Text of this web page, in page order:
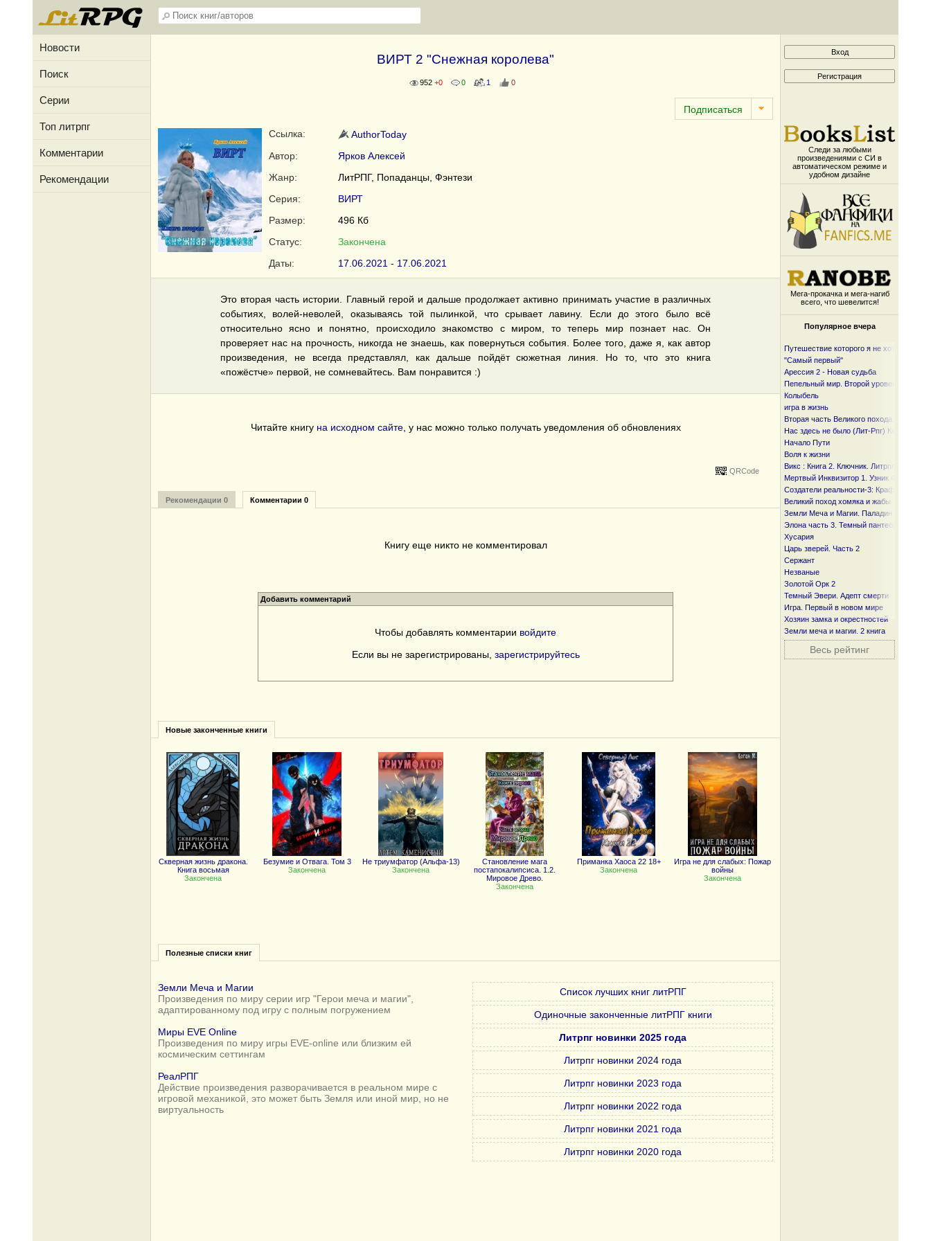
Новости
Поиск
Серии
Топ литрпг
Комментарии
Рекомендации
ВИРТ 2 "Снежная королева"
952 +0 0 1 0
Ссылка:
AuthorToday
Автор:
Ярков Алексей
Жанр:
ЛитРПГ, Попаданцы, Фэнтези
Серия:
ВИРТ
Размер:
496 Кб
Статус:
Закончена
Даты:
17.06.2021 - 17.06.2021
Это вторая часть истории. Главный герой и дальше продолжает активно принимать участие в различных
событиях, волей-неволей, оказываясь той пылинкой, что срывает лавину. Если до этого было всё
относительно ясно и понятно, происходило знакомство с миром, то теперь мир познает нас. Он
проверяет нас на прочность, никогда не знаешь, как повернуться события. Более того, даже я, как автор
произведения, не всегда представлял, как дальше пойдёт сюжетная линия. Но то, что это книга
«пожёстче» первой, не сомневайтесь. Вам понравится :)
Читайте книгу на исходном сайте, у нас можно только получать уведомления об обновлениях
QRCode
Рекомендации 0 Комментарии 0
Книгу еще никто не комментировал
Добавить комментарий
Чтобы добавлять комментарии войдите
Если вы не зарегистрированы, зарегистрируйтесь
Новые законченные книги
Скверная жизнь дракона.
Книга восьмая
Закончена
Безумие и Отвага. Том 3
Закончена
Не триумфатор (Альфа-13)
Закончена
Становление мага
постапокалипсиса. 1.2.
Мировое Древо.
Закончена
Приманка Хаоса 22 18+
Закончена
Игра не для слабых: Пожар
войны
Закончена
Полезные списки книг
Земли Меча и Магии
Произведения по миру серии игр "Герои меча и магии",
адаптированному под игру с полным погружением
Миры EVE Online
Произведения по миру игры EVE-online или близким ей
космическим сеттингам
РеалРПГ
Действие произведения разворачивается в реальном мире с
игровой механикой, это может быть Земля или иной мир, но не
виртуальность
Список лучших книг литРПГ
Одиночные законченные литРПГ книги
Литрпг новинки 2025 года
Литрпг новинки 2024 года
Литрпг новинки 2023 года
Литрпг новинки 2022 года
Литрпг новинки 2021 года
Литрпг новинки 2020 года
Следи за любыми
произведениями с СИ в
автоматическом режиме и
удобном дизайне
Мега-прокачка и мега-нагиб
всего, что шевелится!
Популярное вчера
Путешествие которого я не хотел
"Самый первый"
Арессия 2 - Новая судьба
Пепельный мир. Второй уровень
Колыбель
игра в жизнь
Вторая часть Великого похода. От
Нас здесь не было (Лит-Рпг) Книга I и I I
Начало Пути
Воля к жизни
Викс : Книга 2. Ключник. Литрпг
Мертвый Инквизитор 1. Узник Фанмира
Создатели реальности-3: Крафтер
Великий поход хомяка и жабы
Земли Меча и Магии. Паладин
Элона часть 3. Темный пантеон
Хусария
Царь зверей. Часть 2
Сержант
Незваные
Золотой Орк 2
Темный Эвери. Адепт смерти
Игра. Первый в новом мире
Хозяин замка и окрестностей
Земли меча и магии. 2 книга
Весь рейтинг